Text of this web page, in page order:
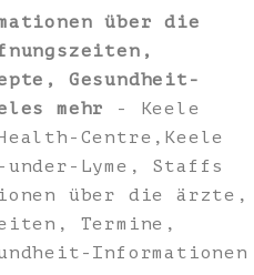
über die
Gesundheit-
mehr
- Keele
Centre,Keele
Lyme, Staffs
über die ärzte,
Termine,
Informationen